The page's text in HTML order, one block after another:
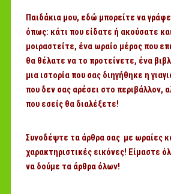
Παιδάκια μου, εδώ μπορείτε να
όπως: κάτι που είδατε ή ακούσατε
μοιραστείτε, ένα ωραίο μέρος που
θα θέλατε να το προτείνετε, ένα
μια ιστορία που σας διηγήθηκε η
που δεν σας αρέσει στο περιβάλλον,
που εσείς θα διαλέξετε!
Συνοδέψτε τα άρθρα σας με ωραίες
χαρακτηριστικές εικόνες! Είμαστε
να δούμε τα άρθρα όλων!